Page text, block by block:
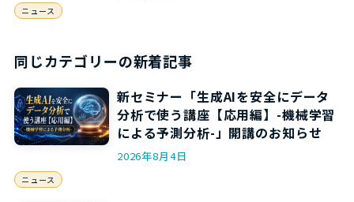
ニュース
同じカテゴリーの新着記事
新セミナー「生成AIを安全にデータ
分析で使う講座【応用編】-機械学習
による予測分析-」開講のお知らせ
2026年8月4日
ニュース